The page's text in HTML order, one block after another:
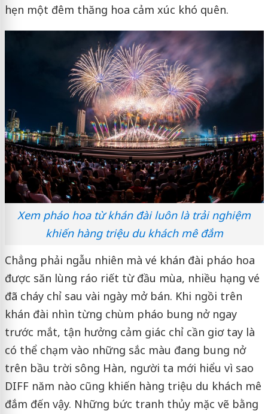
hẹn một đêm thăng hoa cảm xúc khó quên.
Xem pháo hoa từ khán đài luôn là trải nghiệm
khiến hàng triệu du khách mê đắm
Chẳng phải ngẫu nhiên mà vé khán đài pháo hoa
được săn lùng ráo riết từ đầu mùa, nhiều hạng vé
đã cháy chỉ sau vài ngày mở bán. Khi ngồi trên
khán đài nhìn từng chùm pháo bung nở ngay
trước mắt, tận hưởng cảm giác chỉ cần giơ tay là
có thể chạm vào những sắc màu đang bung nở
trên bầu trời sông Hàn, người ta mới hiểu vì sao
DIFF năm nào cũng khiến hàng triệu du khách mê
đắm đến vậy. Những bức tranh thủy mặc vẽ bằng